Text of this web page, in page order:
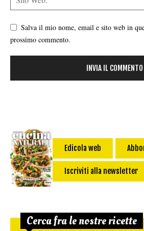
Salva il mio nome, email e sito web in
prossimo commento.
Edicola web
Iscriviti alla newsletter
Cerca fra le nostre ricette